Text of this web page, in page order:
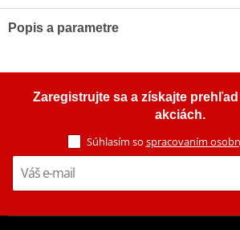
Popis a parametre
přesná, odolnější replika originálního dílu
levnější varianta k OEM dílu
odolné proti nárazu a odření
materiál: TPU (termoplastický
hmotnost: 300 g
Zaregistrujte sa a získajte
akciách.
Súhlasím so spracovaním